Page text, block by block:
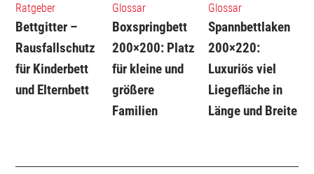
Ratgeber
Bettgitter –
Rausfallschutz
für Kinderbett
und Elternbett
Glossar
Boxspringbett
200×200: Platz
für kleine und
größere
Familien
Glossar
Spannbettlaken
200×220:
Luxuriös viel
Liegefläche in
Länge und Breite